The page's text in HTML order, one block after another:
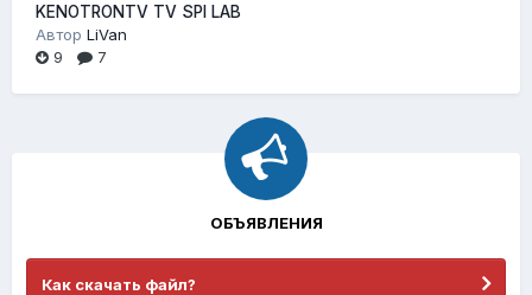
KENOTRONTV TV SPI LAB
Автор LiVan
9
7
ОБЪЯВЛЕНИЯ
Как скачать файл?